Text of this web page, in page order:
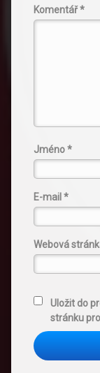
Komentář*
Jméno*
E-mail *
Webová
Uložit do
stránku